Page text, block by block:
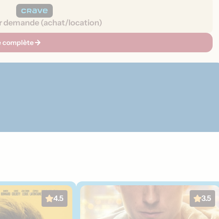
demande (achat/location)
complète
4.5 3.5